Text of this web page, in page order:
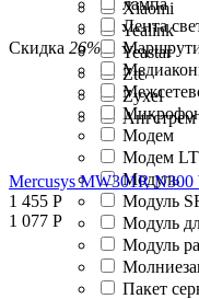
Xiaomi
Yealink
Yeastar
Zte
Zyxel
Ангстрем
Лента
Модем
Модем
Модуль
Модуль
Модуль
Модуль
Пакет
Скидка 26%
Mercusys MW301R N300
1 455 Р
1 077 Р